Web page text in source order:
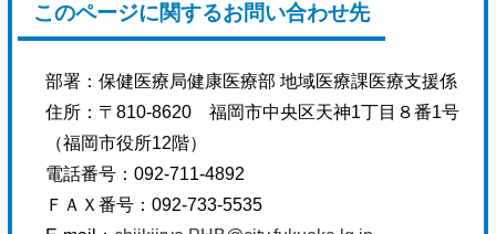
このページに関するお問い合わせ先
部署：保健医療局健康医療部 地域医療課医療支援係
住所： 〒810-8620 福岡市中央区天神1丁目８番1号
（福岡市役所12階）
電話番号：092-711-4892
ＦＡＸ番号：092-733-5535